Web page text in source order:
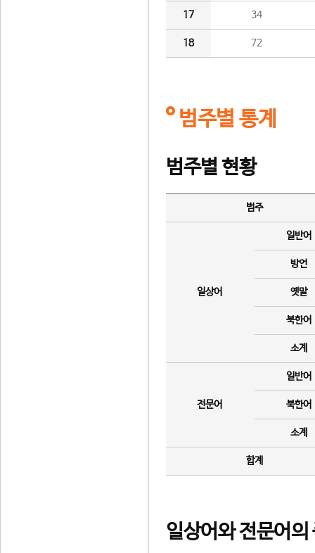
17 34
18 72
범주별 통계
범주별 현황
범주
일상어
일반어
방언
옛말
북한어
소계
전문어
일반어
북한어
소계
합계
일상어와 전문어의